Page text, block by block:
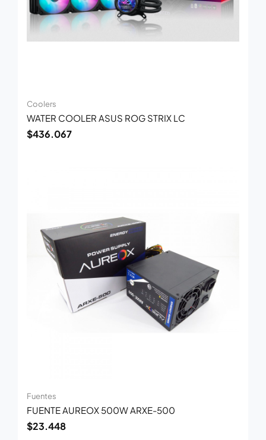
Coolers
WATER COOLER ASUS ROG STRIX LC
$436.067
Fuentes
FUENTE AUREOX 500W ARXE-500
$23.448